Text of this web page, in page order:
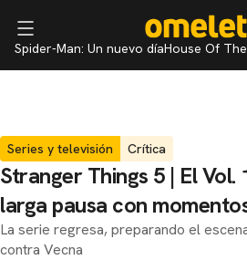
Spider-Man: Un nuevo díaHouse Of
Series y televisión Crítica
Stranger Things 5 ​​| El Vol.
larga pausa con
La serie regresa, preparando el
contra Vecna